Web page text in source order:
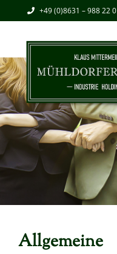
Inhalt
springen
+49 (0)8631 – 988 22 0
Allgemeine